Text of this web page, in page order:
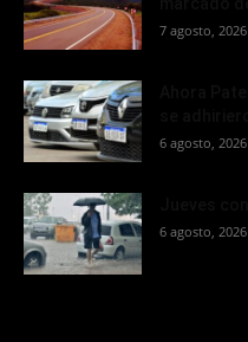
7 agosto, 2026
6 agosto, 2026
6 agosto, 2026